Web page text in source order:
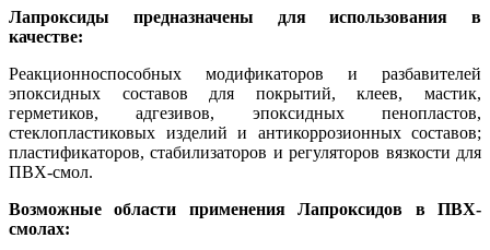
Лапроксиды предназначены для использования в
качестве:
Реакционноспособных модификаторов и разбавителей
эпоксидных составов для покрытий, клеев, мастик,
герметиков, адгезивов, эпоксидных пенопластов,
стеклопластиковых изделий и антикоррозионных составов;
пластификаторов, стабилизаторов и регуляторов вязкости для
ПВХ-смол.
Возможные области применения Лапроксидов в ПВХ-
смолах: